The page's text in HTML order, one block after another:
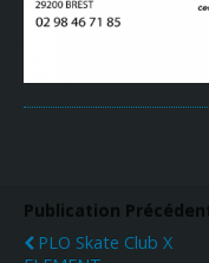
Publication
PLO Skate Club X